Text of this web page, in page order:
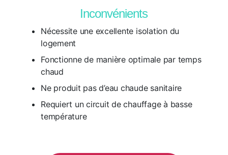
Inconvénients
Nécessite une excellente isolation du
logement
Fonctionne de manière optimale par temps
chaud
Ne produit pas d’eau chaude sanitaire
Requiert un circuit de chauffage à basse
température